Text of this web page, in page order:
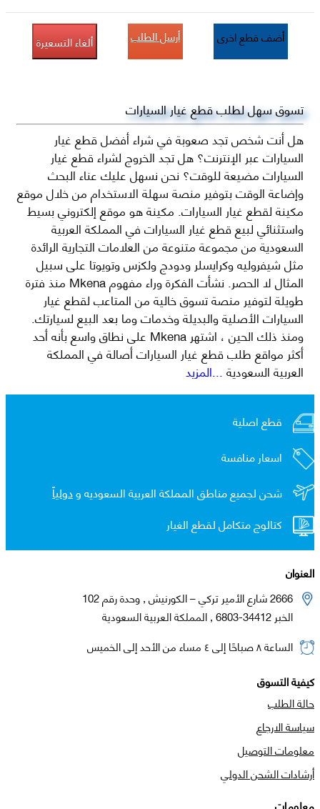
أضف قطع اخرى أرسل الطلب ألغاء التسعيرة
تسوق سهل لطلب قطع غيار السيارات
هل أنت شخص تجد صعوبة في شراء أفضل قطع غيار
السيارات عبر الإنترنت؟ هل تجد الخروج لشراء قطع غيار
السيارات مضيعة للوقت؟ نحن نسهل عليك عناء البحث
وإضاعة الوقت بتوفير منصة سهلة الاستخدام من خلال موقع
مكينة لقطع غيار السيارات. مكينة هو موقع إلكتروني بسيط
واستثنائي لبيع قطع غيار السيارات في المملكة العربية
السعودية من مجموعة متنوعة من العلامات التجارية الرائدة
مثل شيفروليه وكرايسلر ودودج ولكزس وتويوتا على سبيل
المثال لا الحصر. نشأت الفكرة وراء مفهوم Mkena منذ فترة
طويلة لتوفير منصة تسوق خالية من المتاعب لقطع غيار
السيارات الأصلية والبديلة وخدمات وما بعد البيع لسيارتك.
ومنذ ذلك الحين ، اشتهر Mkena على نطاق واسع بأنه أحد
أكثر مواقع طلب قطع غيار السيارات أصالة في المملكة
العربية السعودية...المزيد
قطع اصلية
اسعار منافسة
شحن لجميع مناطق المملكة العربية السعوديه ودولياً
كتالوج متكامل لقطع الغيار
العنوان
2666 شارع الأمير تركي – الكورنيش , وحدة رقم 102
الخبر 34412-6803 , المملكة العربية السعودية
الساعة ٨ صباحًا إلى ٤ مساء من الأحد إلى الخميس
كيفية التسوق
حالة الطلب
سياسة الارجاع
معلومات التوصيل
أرشادات الشحن الدولي